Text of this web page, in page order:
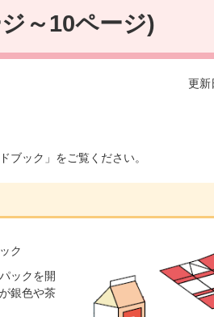
～10ページ)
更新
ブック」をご覧ください。
ク
ックを開
銀色や茶